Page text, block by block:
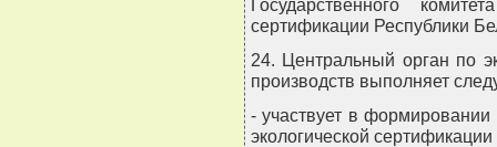
сертификации Республики
24. Центральный орган по
производств выполняет
- участвует в
экологической